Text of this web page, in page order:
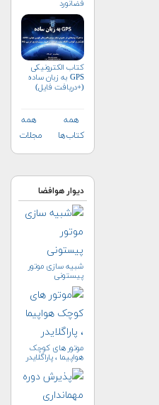
فضانورد
کتاب الکترونیکی
GPS به زبان ساده
(+دریافت فایل)
همه
کتاب‌ها
همه
مجلات
دیوار هوافضا
شبیه سازی موتور
پیستونی
موتور های کوچک
هواپیما ، پاراگلایدر